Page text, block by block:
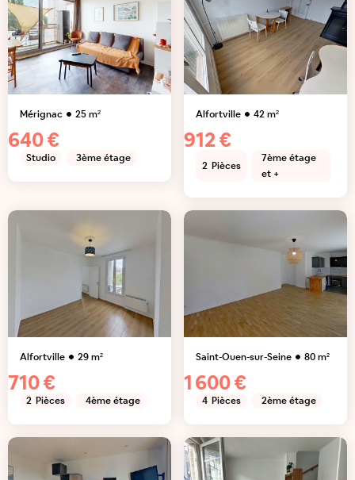
Mérignac 25m²
640 €
Studio 3ème étage
Alfortville 42m²
912 €
2 Pièces
7ème étage
et +
Alfortville 29m²
710 €
2 Pièces 4ème étage
Saint-Ouen-sur-Seine 80m²
1 600 €
4 Pièces 2ème étage